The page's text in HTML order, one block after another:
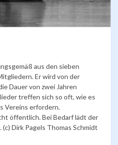
aus den sieben
Er wird von der
Dauer von zwei Jahren
treffen sich so oft, wie es
Vereins erfordern.
öffentlich. Bei Bedarf lädt der
Dirk Pagels Thomas Schmidt